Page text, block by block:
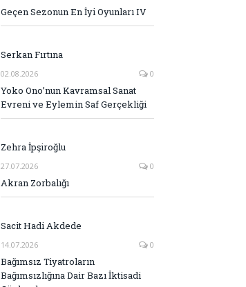
Geçen Sezonun En İyi Oyunları IV
Serkan Fırtına
02.08.2026 0
Yoko Ono’nun Kavramsal Sanat
Evreni ve Eylemin Saf Gerçekliği
Zehra İpşiroğlu
27.07.2026 0
Akran Zorbalığı
Sacit Hadi Akdede
14.07.2026 0
Bağımsız Tiyatroların
Bağımsızlığına Dair Bazı İktisadi